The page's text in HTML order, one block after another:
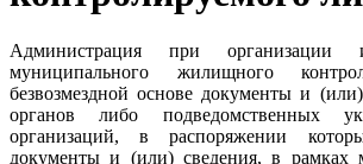
Администрация при организации
муниципального жилищного
безвозмездной основе документы и
органов либо подведомственных
организаций, в распоряжении
документы и (или) сведения, в рамках